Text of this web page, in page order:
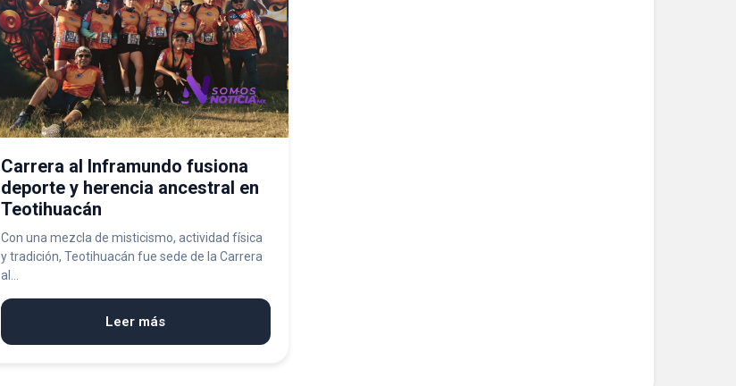
Carrera al Inframundo fusiona
deporte y herencia ancestral en
Teotihuacán
Con una mezcla de misticismo, actividad física
y tradición, Teotihuacán fue sede de la Carrera
al...
Leer más